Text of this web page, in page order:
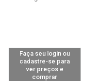
Faça seu login ou
cadastre-se para
ver preços e
comprar